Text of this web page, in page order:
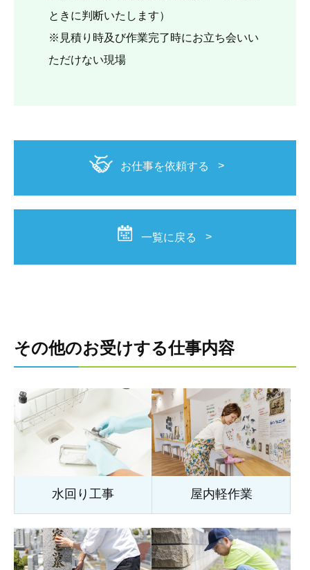
ときに判断いたします）
※見積り時及び作業完了時にお立ち会いい
ただけない現場
お仕事を依頼する
一覧に戻る
その他のお受けする仕事内容
水回り工事 屋内軽作業